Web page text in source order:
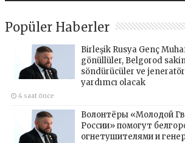
Popüler Haberler
Birleşik Rusya Genç
gönüllüler, Belgorod
söndürücüler ve
yardımcı olacak
4 saat önce
Волонтёры «Молодой
России» помогут
огнетушителями и